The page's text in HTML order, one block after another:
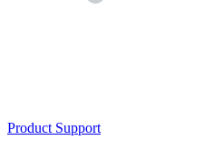
Product Support